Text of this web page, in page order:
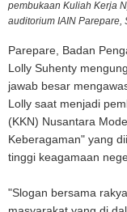
pembukaan Kuliah Kerja
auditorium IAIN Parepare,
Parepare, Badan
Lolly Suhenty
jawab besar
Lolly saat menjadi
(KKN) Nusantara
Keberagaman" yang
tinggi keagamaan
"Slogan bersama